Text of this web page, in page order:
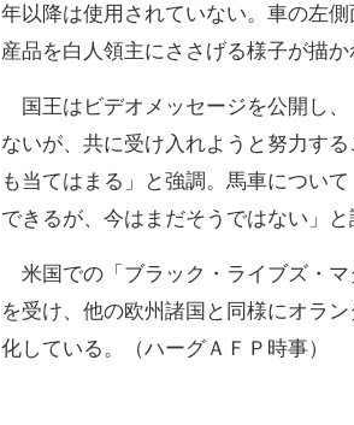
年以降は使用されていない。車の左
産品を白人領主にささげる様子が描か
国王はビデオメッセージを公開し
ないが、共に受け入れようと努力す
も当てはまる」と強調。馬車につい
できるが、今はまだそうではない」と
米国での「ブラック・ライブズ・マ
を受け、他の欧州諸国と同様にオラ
化している。（ハーグＡＦＰ時事）